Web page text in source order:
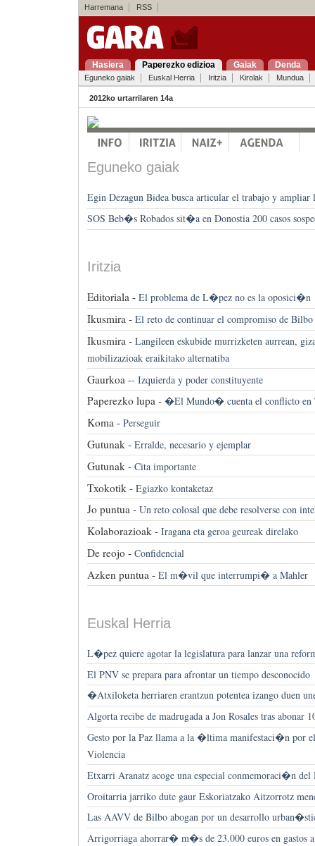
Harremana RSS
Hasiera Paperezko edizioa Gaiak Denda
Eguneko gaiak Euskal Herria Iritzia Kirolak Mundua
2012ko urtarrilaren 14a
Eguneko gaiak
Egin Dezagun Bidea busca articular el trabajo y ampliar
SOS Beb�s Robados sit�a en Donostia 200 casos
Iritzia
Editoriala - El problema de L�pez no es la oposici�n
Ikusmira - El reto de continuar el compromiso de Bilbo
Ikusmira - Langileen eskubide murrizketen aurrean,
mobilizazioak eraikitako alternatiba
Gaurkoa -- Izquierda y poder constituyente
Paperezko lupa - �El Mundo� cuenta el conflicto en
Koma - Perseguir
Gutunak - Erralde, necesario y ejemplar
Gutunak - Cita importante
Txokotik - Egiazko kontaketaz
Jo puntua - Un reto colosal que debe resolverse con
Kolaborazioak - Iragana eta geroa geureak direlako
De reojo - Confidencial
Azken puntua - El m�vil que interrumpi� a Mahler
Euskal Herria
L�pez quiere agotar la legislatura para lanzar una
El PNV se prepara para afrontar un tiempo desconocido
�Atxiloketa herriaren erantzun potentea izango duen
Algorta recibe de madrugada a Jon Rosales tras abonar
Gesto por la Paz llama a la �ltima manifestaci�n por
Violencia
Etxarri Aranatz acoge una especial conmemoraci�n
Oroitarria jarriko dute gaur Eskoriatzako Aitzorrotz
Las AAVV de Bilbo abogan por un desarrollo
Arrigorriaga ahorrar� m�s de 23.000 euros en gastos